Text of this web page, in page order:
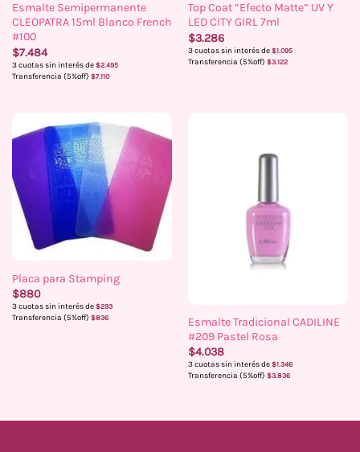
Esmalte Semipermanente
CLEOPATRA 15ml Blanco French
#100
$7.484
3 cuotas sin interés de $2.495
Transferencia (5%off) $7.110
Top Coat “Efecto Matte” UV Y
LED CITY GIRL 7ml
$3.286
3 cuotas sin interés de $1.095
Transferencia (5%off) $3.122
Placa para Stamping
$880
3 cuotas sin interés de $293
Transferencia (5%off) $836
Esmalte Tradicional CADILINE
#209 Pastel Rosa
$4.038
3 cuotas sin interés de $1.346
Transferencia (5%off) $3.836